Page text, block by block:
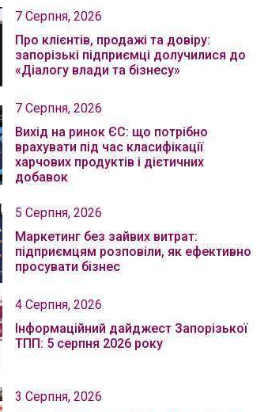
7 Серпня, 2026
Про клієнтів, продажі та довіру:
запорізькі підприємці долучилися до
«Діалогу влади та бізнесу»
7 Серпня, 2026
Вихід на ринок ЄС: що потрібно
врахувати під час класифікації
харчових продуктів і дієтичних
добавок
5 Серпня, 2026
Маркетинг без зайвих витрат:
підприємцям розповіли, як ефективно
просувати бізнес
4 Серпня, 2026
Інформаційний дайджест Запорізької
ТПП: 5 серпня 2026 року
3 Серпня, 2026